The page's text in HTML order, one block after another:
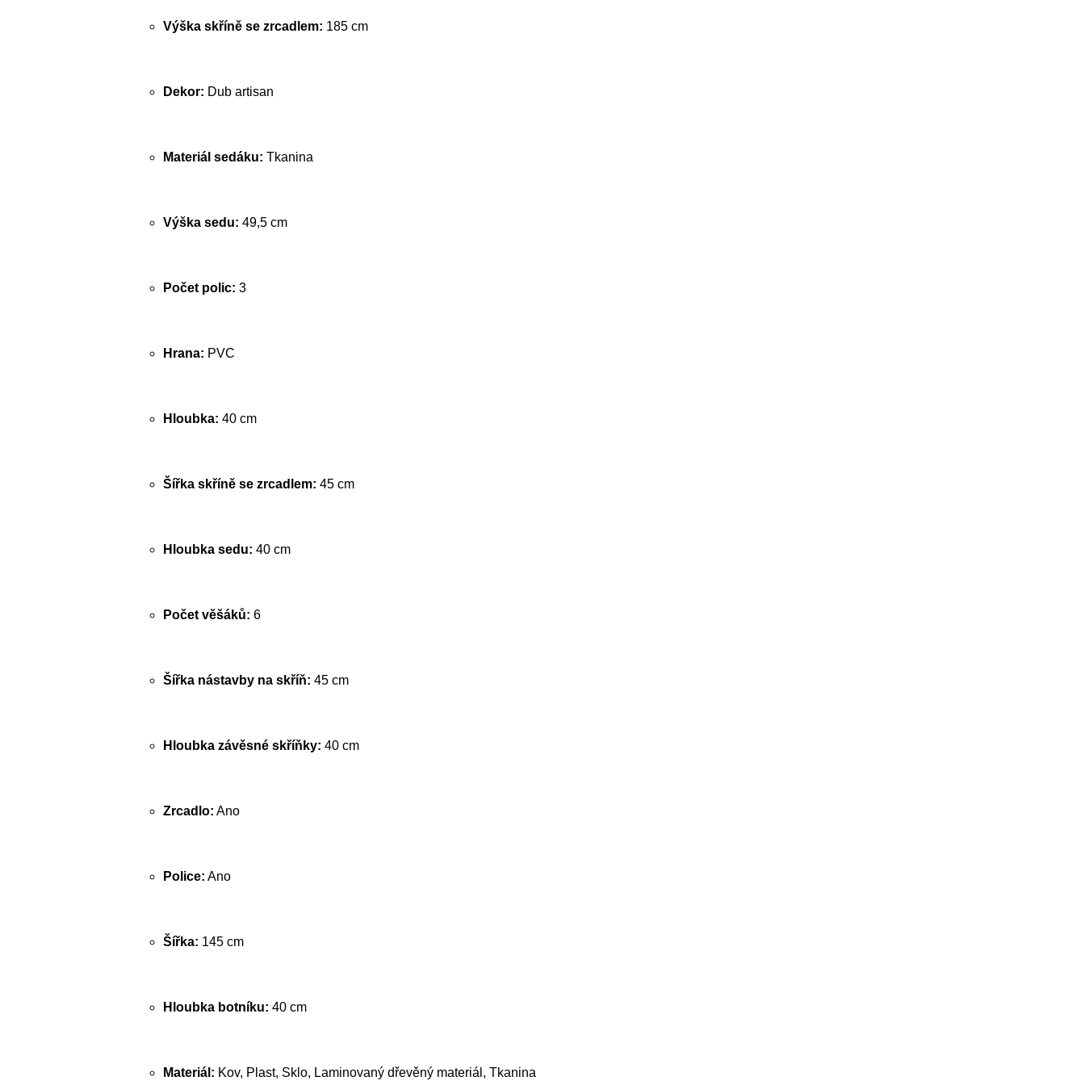
Výška skříně se zrcadlem: 185 cm
Dekor: Dub artisan
Materiál sedáku: Tkanina
Výška sedu: 49,5 cm
Počet polic: 3
Hrana: PVC
Hloubka: 40 cm
Šířka skříně se zrcadlem: 45 cm
Hloubka sedu: 40 cm
Počet věšáků: 6
Šířka nástavby na skříň: 45 cm
Hloubka závěsné skříňky: 40 cm
Zrcadlo: Ano
Police: Ano
Šířka: 145 cm
Hloubka botníku: 40 cm
Materiál: Kov, Plast, Sklo, Laminovaný dřevěný materiál, Tkanina